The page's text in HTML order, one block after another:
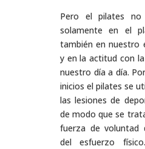
Pero el pilates no
solamente en el
también en nuestro
y en la actitud con
nuestro día a día.
inicios el pilates se
las lesiones de
de modo que se
fuerza de voluntad
del esfuerzo